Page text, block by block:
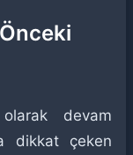
devam
dikkat çeken